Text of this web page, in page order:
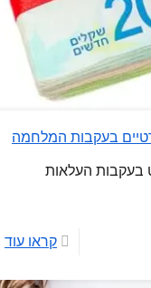
בעקבות המלחמה
בעקבות העלאות
קראו עוד